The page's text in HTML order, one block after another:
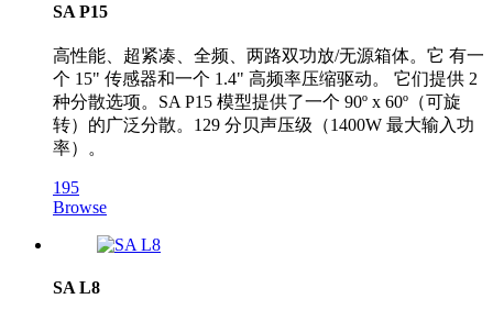
SA P15
高性能、超紧凑、全频、两路双功放/无源箱体。它 有一
个 15" 传感器和一个 1.4" 高频率压缩驱动。 它们提供 2
种分散选项。SA P15 模型提供了一个 90º x 60º（可旋
转）的广泛分散。129 分贝声压级（1400W 最大输入功
率）。
195
Browse
SA L8